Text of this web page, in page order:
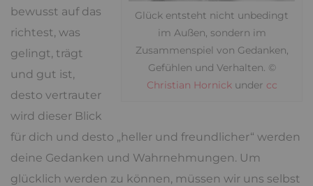
Glück entsteht nicht unbedingt
im Außen, sondern im
Zusammenspiel von Gedanken,
Gefühlen und Verhalten. ©
Christian Hornickunder cc
bewusst auf das
richtest, was
gelingt, trägt
und gut ist,
desto vertrauter
wird dieser Blick
für dich und desto „heller und freundlicher“ werden
deine Gedanken und Wahrnehmungen. Um
glücklich werden zu können, müssen wir uns selbst